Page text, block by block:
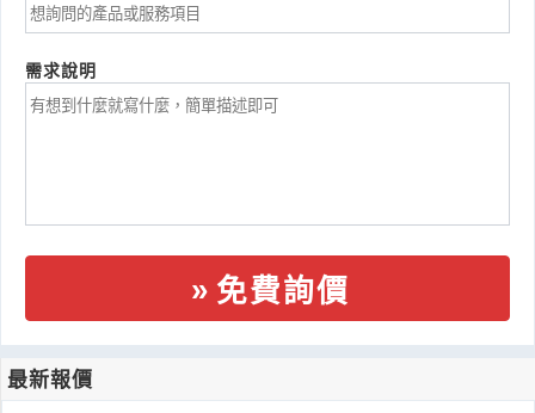
需求說明
免費詢價
最新報價